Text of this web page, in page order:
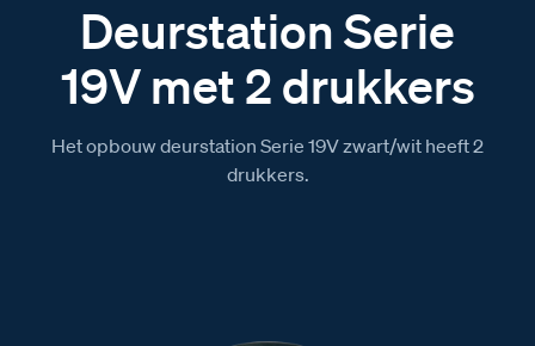
Deurstation Serie
19V met 2 drukkers
Het opbouw deurstation Serie 19V zwart/wit heeft 2
drukkers.